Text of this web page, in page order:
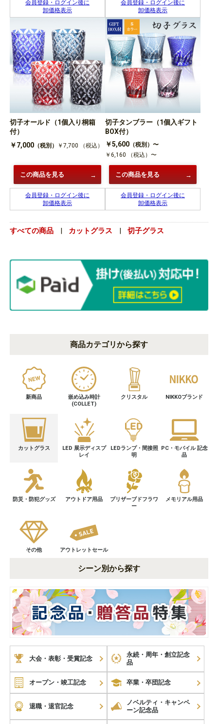
会員登録・ログイン後に
卸価格表示
会員登録・ログイン後に
卸価格表示
切子オールド（1個入り桐箱
付）
￥7,000 （税別） ￥7,700 （税込）
この商品を見る
会員登録・ログイン後に
卸価格表示
切子タンブラー（1個入ギフト
BOX付）
￥5,600 （税別）〜
￥6,160
（税込）〜
この商品を見る
会員登録・ログイン後に
卸価格表示
すべての商品 | カットグラス | 切子グラス
商品カテゴリから探す
新商品
嵌め込み時計
(COLLET)
クリスタル NIKKOブランド
カットグラス
LED 展示ディスプ
レイ
LEDランプ・間接照
明
PC・モバイル 記念
品
防災・防犯グッズ アウトドア用品
プリザーブドフラワ
ー
メモリアル用品
その他 アウトレットセール
シーン別から探す
大会・表彰・受賞記念
永続・周年・創立記念
品
オープン・竣工記念 卒業・卒団記念
退職・退官記念
ノベルティ・キャンペ
ーン記念品